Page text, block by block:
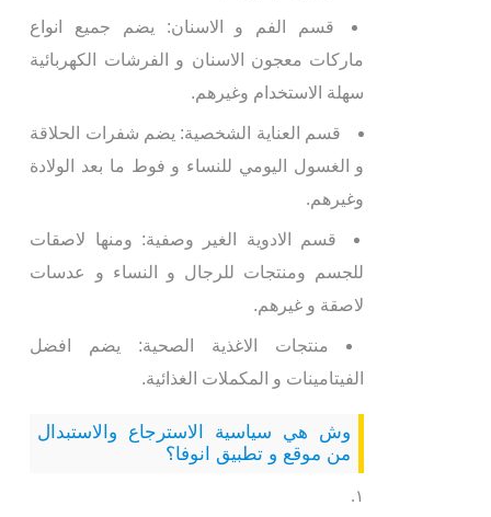
قسم الفم و الاسنان: يضم جميع انواع
ماركات معجون الاسنان و الفرشات الكهربائية
سهلة الاستخدام وغيرهم.
قسم العناية الشخصية: يضم شفرات الحلاقة
و الغسول اليومي للنساء و فوط ما بعد الولادة
وغيرهم.
قسم الادوية الغير وصفية: ومنها لاصقات
للجسم ومنتجات للرجال و النساء و عدسات
لاصقة و غيرهم.
منتجات الاغذية الصحية: يضم افضل
الفيتامينات و المكملات الغذائية.
وش هي سياسية الاسترجاع والاستبدال
من موقع و تطبيق انوفا؟